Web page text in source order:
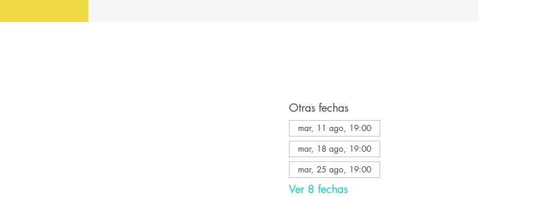
Otras fechas
mar, 11 ago, 19:00
mar, 18 ago, 19:00
mar, 25 ago, 19:00
Ver 8 fechas